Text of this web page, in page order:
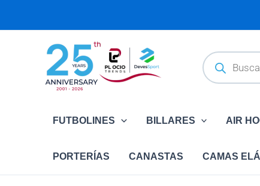
productos
FUTBOLINES BILLARES AIR
PORTERÍAS CANASTAS CAMAS